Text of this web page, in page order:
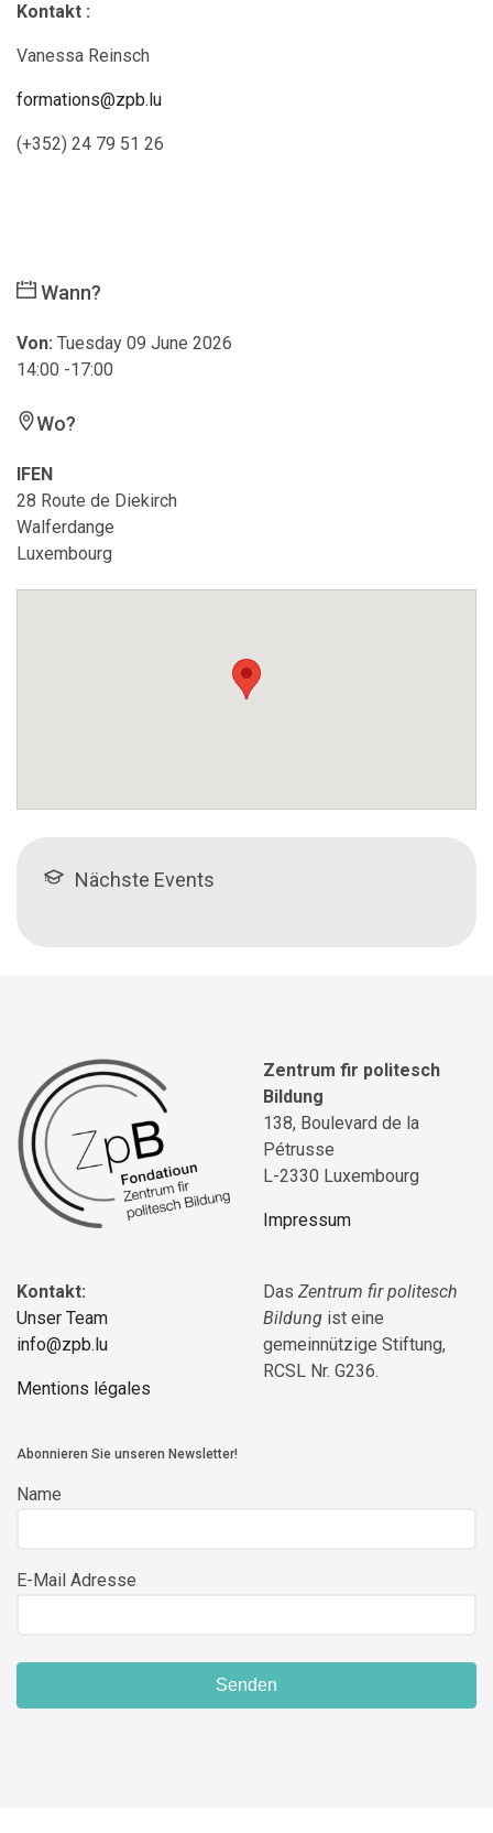
Kontakt :
Vanessa Reinsch
formations@zpb.lu
(+352) 24 79 51 26
Wann?
Von: Tuesday 09 June 2026
14:00 -17:00
Wo?
IFEN
28 Route de Diekirch
Walferdange
Luxembourg
Nächste Events
Zentrum fir politesch
Bildung
138, Boulevard de la
Pétrusse
L-2330 Luxembourg
Impressum
Kontakt:
Unser Team
info@zpb.lu
Mentions légales
Das Zentrum fir politesch
Bildung ist eine
gemeinnützige Stiftung,
RCSL Nr. G236.
Abonnieren Sie unseren Newsletter!
Name
E-Mail Adresse
Senden